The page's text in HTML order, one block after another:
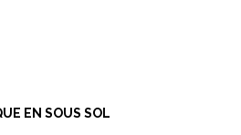
EN SOUS SOL